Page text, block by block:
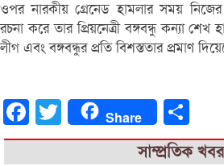
ওপর নারকীয় গ্রেনেড হামলার সময়
রচনা করে তার প্রিয়নেত্রী বঙ্গবন্ধু কন্যা শেখ
লীগ এবং বঙ্গবন্ধুর প্রতি বিশস্ততার প্রমাণ
FacebookTwitter Share
সাম্প্রতিক খবর